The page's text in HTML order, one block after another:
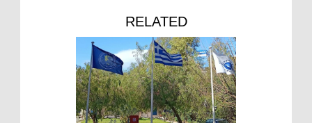
RELATED